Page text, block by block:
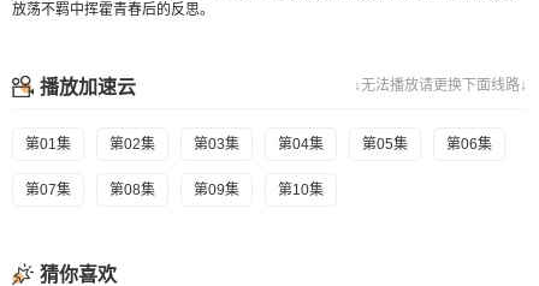
放荡不羁中挥霍青春后的反思。
↓无法播放请更换下面线路↓
播放加速云
第01集 第02集 第03集 第04集 第05集 第06集
第07集 第08集 第09集 第10集
猜你喜欢